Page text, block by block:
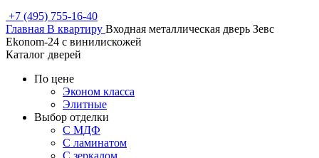
+7 (495) 755-16-40
Главная В квартиру Входная металлическая дверь Зевс
Ekonom-24 с винилискожей
Каталог дверей
По цене
Эконом класса
Элитные
Выбор отделки
С МДФ
С ламинатом
С зеркалом